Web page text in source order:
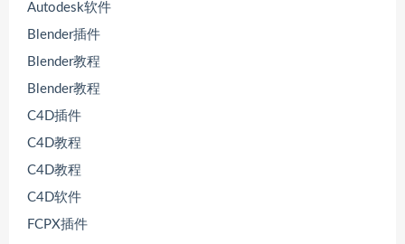
Autodesk软件
Blender插件
Blender教程
Blender教程
C4D插件
C4D教程
C4D教程
C4D软件
FCPX插件